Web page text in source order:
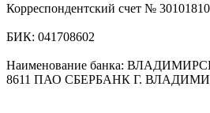
Корреспондентский счет №
БИК: 041708602
Наименование банка:
8611 ПАО СБЕРБАНК Г.